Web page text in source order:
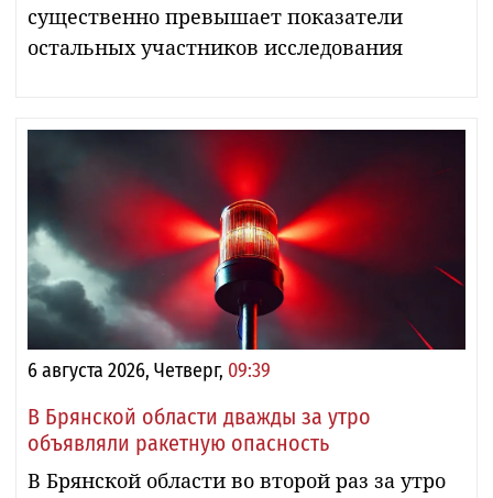
существенно превышает показатели
остальных участников исследования
6 августа 2026, Четверг, 09:39
В Брянской области дважды за утро
объявляли ракетную опасность
В Брянской области во второй раз за утро